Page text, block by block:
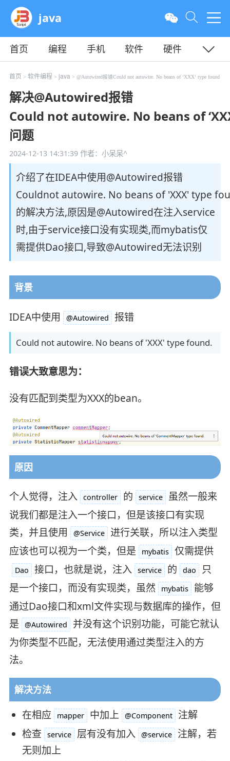
java
首页 编程 手机 软件
硬件
教程
平面 服务器
首页 > 软件编程 > java> @Autowired报错Could not autowire. No beans of ‘XXX‘ type found
解决@Autowired报错
Could not autowire. No beans of
问题
2024-12-13 14:31:39作者：小呆呆^
介绍了在IDEA中使用@Autowired报错
Couldnot autowire. No beans of 'XXX' type
的解决方法,原因是@Autowired在注入service
时,由于service接口没有实现类,而mybatis仅
需提供Dao接口,导致@Autowired无法识别
背景
IDEA中使用 @Autowired 报错
Could not autowire. No beans of 'XXX' type found.
错误大致意思为：
没有匹配到类型为XXX的bean。
原因
个人觉得，注入 controller 的 service
虽然一般来
说我们都是注入一个接口，但是该接口有实现
类，并且使用
@Service
进行关联，所以注入类型
应该也可以视为一个类，但是
mybatis 仅需提供
Dao 接口，也就是说，注入 service 的 dao
只
是一个接口，而没有实现类，虽然
mybatis
能够
通过Dao接口和xml文件实现与数据库的操作，但
是 @Autowired
并没有这个识别功能，可能它就认
为你类型不匹配，无法使用通过类型注入的方
法。
解决方法
在相应 mapper 中加上 @Component
注解
检查 service 层有没有加入 @service
注解，若
无则加上